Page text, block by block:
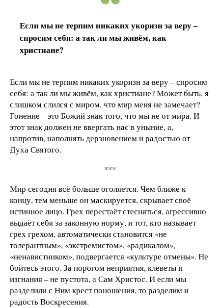
Если мы не терпим никаких укоризн за веру –
спросим себя: а так ли мы живём, как
христиане?
Если мы не терпим никаких укоризн за веру – спросим
себя: а так ли мы живём, как христиане? Может быть, я
слишком слился с миром, что мир меня не замечает?
Гонение – это Божий знак того, что мы не от мира. И
этот знак должен не ввергать нас в уныние, а,
напротив, наполнять дерзновением и радостью от
Духа Святого.
***
Мир сегодня всё больше оголяется. Чем ближе к
концу, тем меньше он маскируется, скрывает своё
истинное лицо. Грех перестаёт стесняться, агрессивно
выдаёт себя за законную норму, и тот, кто называет
грех грехом, автоматически становится «не
толерантным», «экстремистом», «радикалом»,
«ненавистником», подвергается «культуре отмены». Не
бойтесь этого. За порогом неприятия, клеветы и
изгнания – не пустота, а Сам Христос. И если мы
разделили с Ним крест поношения, то разделим и
радость Воскресения.